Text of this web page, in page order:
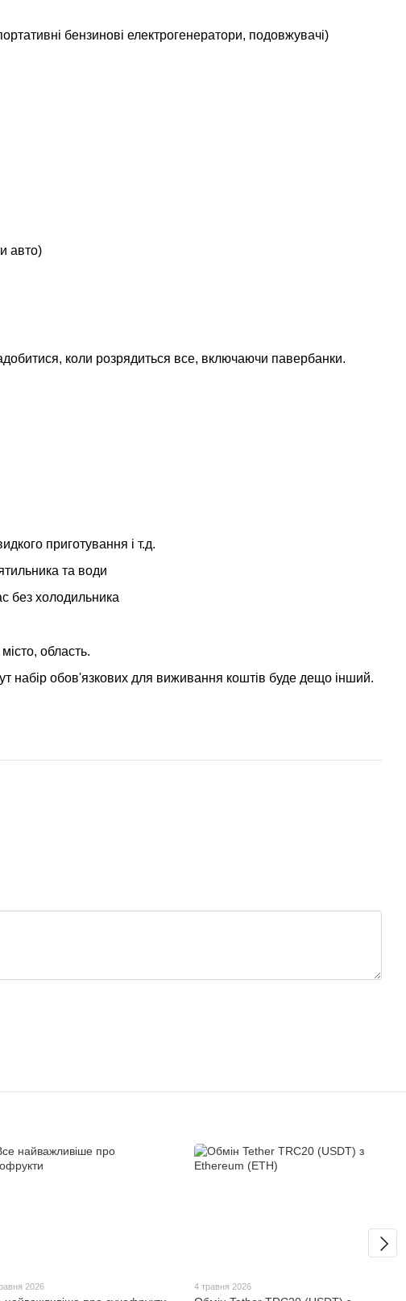
бензинові електрогенератори, подовжувачі)
авто)
коли розрядиться все, включаючи павербанки.
приготування і т.д.
та води
без холодильника
область.
набір обов'язкових для виживання коштів буде дещо інший.
2026 4 травня 2026